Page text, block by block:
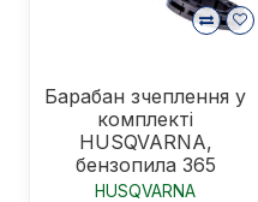
Барабан зчеплення у
комплекті
HUSQVARNA,
бензопила 365
HUSQVARNA